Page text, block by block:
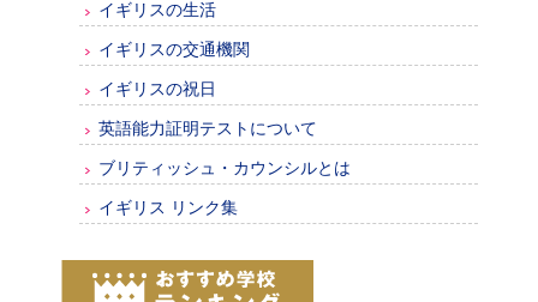
イギリスの生活
イギリスの交通機関
イギリスの祝日
英語能力証明テストについて
ブリティッシュ・カウンシルとは
イギリス リンク集